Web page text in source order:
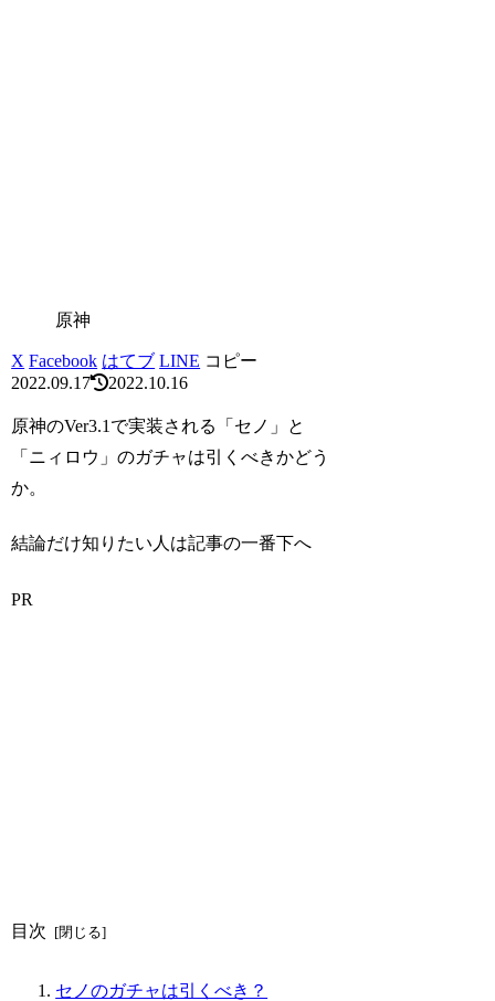
原神
X Facebook はてブ LINE コピー
2022.09.17
2022.10.16
原神のVer3.1で実装される「セノ」と
「ニィロウ」のガチャは引くべきかどう
か。
結論だけ知りたい人は記事の一番下へ
PR
目次
セノのガチャは引くべき？